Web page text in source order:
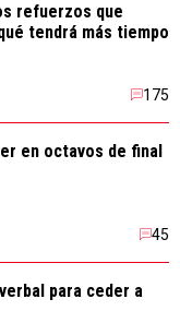
refuerzos que
tendrá más tiempo
175
en octavos de final
45
para ceder a